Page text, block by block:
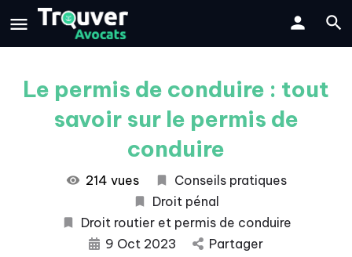
Le permis de conduire : tout
savoir sur le permis de
conduire
214 vues
Conseils pratiques
Droit pénal
Droit routier et permis de conduire
9 Oct 2023
Partager